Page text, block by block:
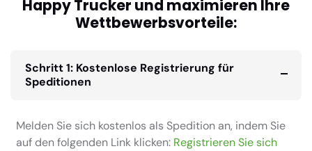
Happy Trucker und maximieren Ihre
Wettbewerbsvorteile:
Schritt 1: Kostenlose Registrierung für
Speditionen
Melden Sie sich kostenlos als Spedition an, indem Sie
auf den folgenden Link klicken: Registrieren Sie sich